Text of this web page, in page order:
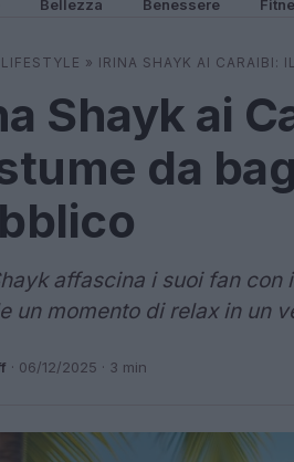
Bellezza Benessere
LIFESTYLE » IRINA SHAYK AI CARAIBI:
Shayk ai
da
affascina i suoi fan
un momento di relax in un
· 06/12/2025 · 3 min